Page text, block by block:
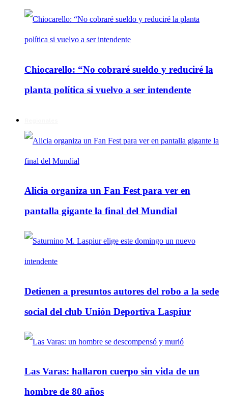
Chiocarello: “No cobraré sueldo y reduciré la
planta política si vuelvo a ser intendente
Alicia organiza un Fan Fest para ver en
pantalla gigante la final del Mundial
Detienen a presuntos autores del robo a la sede
social del club Unión Deportiva Laspiur
Las Varas: hallaron cuerpo sin vida de un
hombre de 80 años